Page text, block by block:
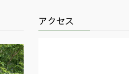
アクセス